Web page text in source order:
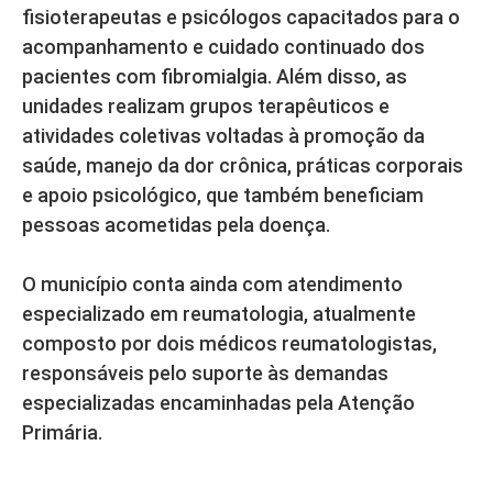
fisioterapeutas e psicólogos capacitados para o
acompanhamento e cuidado continuado dos
pacientes com fibromialgia. Além disso, as
unidades realizam grupos terapêuticos e
atividades coletivas voltadas à promoção da
saúde, manejo da dor crônica, práticas corporais
e apoio psicológico, que também beneficiam
pessoas acometidas pela doença.
O município conta ainda com atendimento
especializado em reumatologia, atualmente
composto por dois médicos reumatologistas,
responsáveis pelo suporte às demandas
especializadas encaminhadas pela Atenção
Primária.